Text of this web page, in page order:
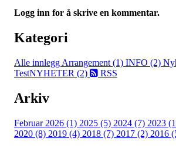
Logg inn for å skrive en kommentar.
Kategori
Alle innlegg Arrangement (1) INFO (2)
TestNYHETER (2)
RSS
Arkiv
Februar 2026 (1) 2025 (5) 2024 (7) 2023
2020 (8) 2019 (4) 2018 (7) 2017 (2) 2016